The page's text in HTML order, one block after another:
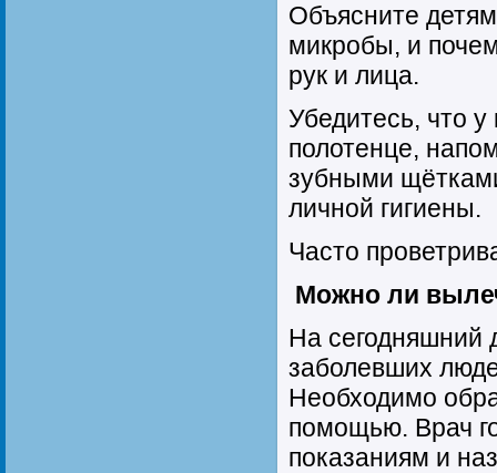
Объясните
микробы, и
рук и лица.
Убедитесь, что
полотенце,
зубными
личной гигиены.
Часто
Можно ли
На сегодняшний
заболевших
Необходимо
помощью. Врач
показаниям и